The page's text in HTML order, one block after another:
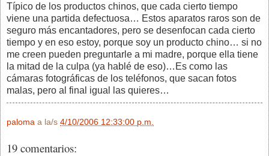
Típico de los productos chinos, que cada cierto tiempo
viene una partida defectuosa… Estos aparatos raros son de
seguro más encantadores, pero se desenfocan cada cierto
tiempo y en eso estoy, porque soy un producto chino… si no
me creen pueden preguntarle a mi madre, porque ella tiene
la mitad de la culpa (ya hablé de eso)…Es como las
cámaras fotográficas de los teléfonos, que sacan fotos
malas, pero al final igual las quieres…
paloma a la/s 4/10/2006 12:33:00 p.m.
19 comentarios: